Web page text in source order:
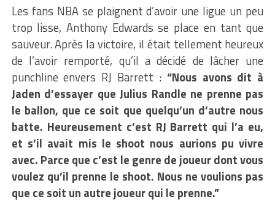
Les fans NBA se plaignent d’avoir une ligue un peu
trop lisse, Anthony Edwards se place en tant que
sauveur. Après la victoire, il était tellement heureux
de l’avoir remporté, qu’il a décidé de lâcher une
punchline envers RJ Barrett : “Nous avons dit à
Jaden d’essayer que Julius Randle ne prenne pas
le ballon, que ce soit que quelqu’un d’autre nous
batte. Heureusement c’est RJ Barrett qui l’a eu,
et s’il avait mis le shoot nous aurions pu vivre
avec. Parce que c’est le genre de joueur dont vous
voulez qu’il prenne le shoot. Nous ne voulions pas
que ce soit un autre joueur qui le prenne.”